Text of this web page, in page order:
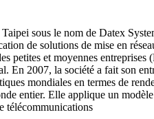
sous le nom de Datex
de solutions de mise en
petites et moyennes
2007, la société a fait son
mondiales en termes de
entier. Elle applique un
télécommunications